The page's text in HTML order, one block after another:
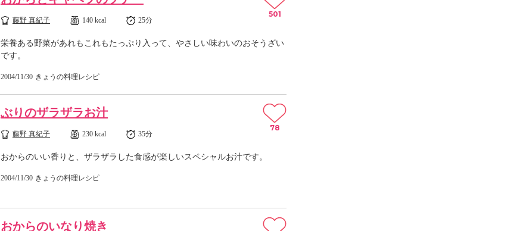
藤野 真紀子 140 kcal 25分
栄養ある野菜があれもこれもたっぷり入って、やさしい味わいのおそうざい
です。
2004/11/30 きょうの料理レシピ
501
ぶりのザラザラお汁
藤野 真紀子 230 kcal 35分
おからのいい香りと、ザラザラした食感が楽しいスペシャルお汁です。
2004/11/30 きょうの料理レシピ
78
おからのいなり焼き